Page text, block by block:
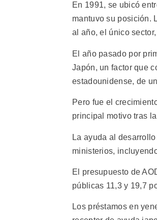
En 1991, se ubicó
mantuvo su posición.
al año, el único
El año pasado por
Japón, un factor que
estadounidense, de
Pero fue el
principal motivo tras
La ayuda al
ministerios,
El presupuesto de
públicas 11,3 y 19,7
Los préstamos en